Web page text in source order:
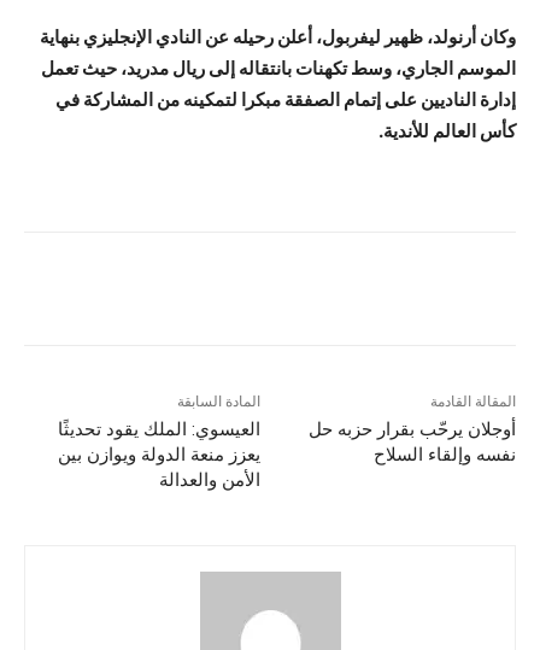
وكان أرنولد، ظهير ليفربول، أعلن رحيله عن النادي الإنجليزي بنهاية
الموسم الجاري، وسط تكهنات بانتقاله إلى ريال مدريد، حيث تعمل
إدارة الناديين على إتمام الصفقة مبكرا لتمكينه من المشاركة في
كأس العالم للأندية.
المادة السابقة
العيسوي: الملك يقود تحديثًا
يعزز منعة الدولة ويوازن بين
الأمن والعدالة
المقالة القادمة
أوجلان يرحّب بقرار حزبه حل
نفسه وإلقاء السلاح